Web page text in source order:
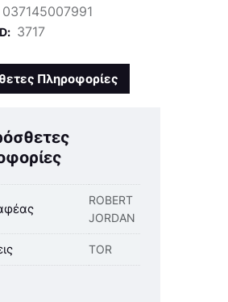
037145007991
3717
Πληροφορίες
ROBERT
JORDAN
TOR